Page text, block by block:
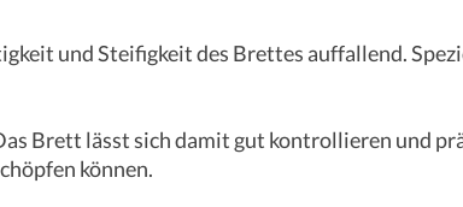
und Steifigkeit des Brettes auffallend.
Brett lässt sich damit gut kontrollieren und
können.